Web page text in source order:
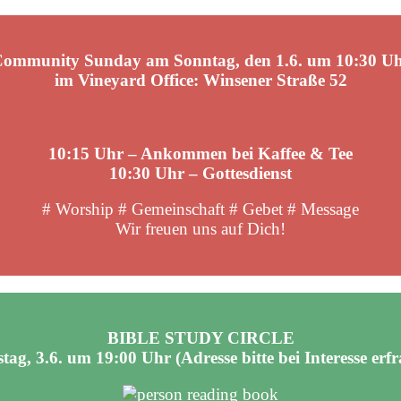
Sunday am Sonntag, den 1.6. um 10:30
im Vineyard Office: Winsener Straße 52
10:15 Uhr – Ankommen bei Kaffee & Tee
10:30 Uhr – Gottesdienst
# Worship # Gemeinschaft # Gebet # Message
Wir freuen uns auf Dich!
BIBLE STUDY CIRCLE
3.6. um 19:00 Uhr (Adresse bitte bei Interesse